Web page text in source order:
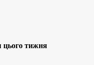
цього тижня